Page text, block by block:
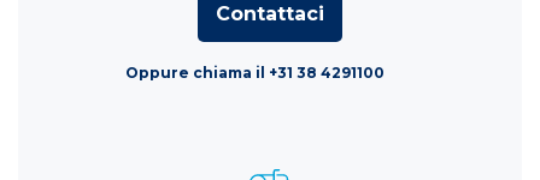
Contattaci
Oppure chiama il +31 38 4291100